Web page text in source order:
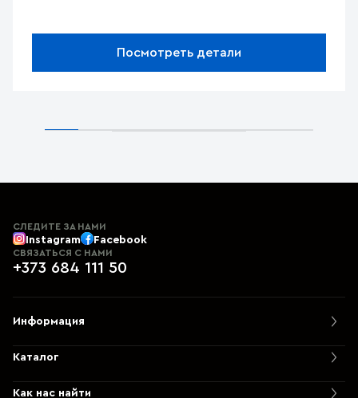
Посмотреть детали
СЛЕДИТЕ ЗА НАМИ
Instagram Facebook
СВЯЗАТЬСЯ С НАМИ
+373 684 111 50
Информация
Каталог
Как нас найти